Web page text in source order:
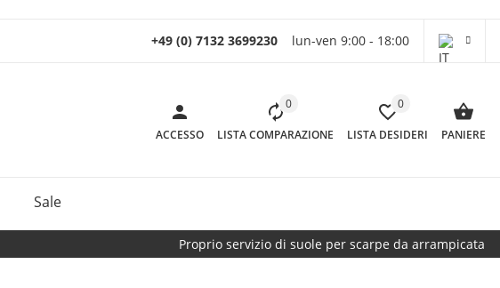
+49 (0) 7132 3699230 lun-ven 9:00 - 18:00
ACCESSO
0
LISTA COMPARAZIONE
0
LISTA DESIDERI PANIERE
Sale
Proprio servizio di suole per scarpe da arrampicata